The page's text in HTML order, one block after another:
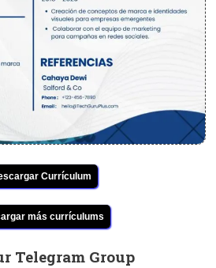
Currículum
más currículums
Telegram Group